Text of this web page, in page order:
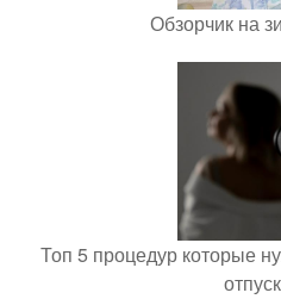
Обзорчик на
Топ 5 процедур которые